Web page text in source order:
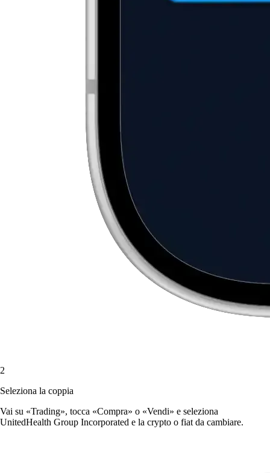
2
Seleziona la coppia
Vai su «Trading», tocca «Compra» o «Vendi» e seleziona
UnitedHealth Group Incorporated e la crypto o fiat da cambiare.